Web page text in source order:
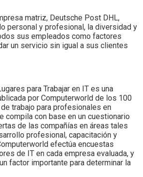
matriz, Deutsche Post DHL,
personal y profesional, la diversidad y
sus empleados como factores
un servicio sin igual a sus clientes
para Trabajar en IT es una
por Computerworld de los 100
trabajo para profesionales en
compila con base en un cuestionario
de las compañías en áreas tales
profesional, capacitación y
efectúa encuestas
de IT en cada empresa evaluada, y
factor importante para determinar la